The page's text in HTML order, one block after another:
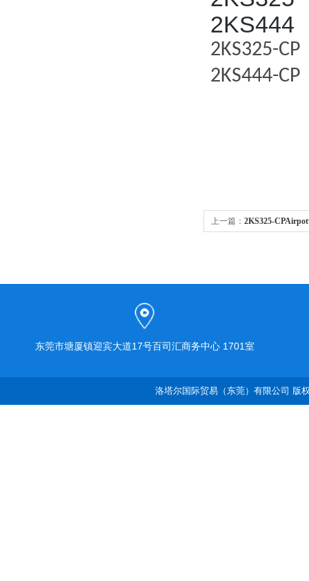
2KS444
2KS325-CP
2KS444-CP
上一篇： 2KS325-
东莞市塘厦镇迎宾大道17号百司汇商务中心 1701室
洛塔尔国际贸易（东莞）有限公司 版